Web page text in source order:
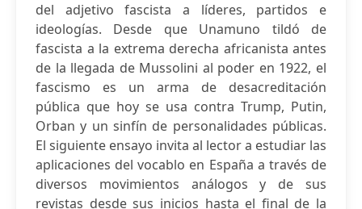
del adjetivo fascista a líderes, partidos e
ideologías. Desde que Unamuno tildó de
fascista a la extrema derecha africanista antes
de la llegada de Mussolini al poder en 1922, el
fascismo es un arma de desacreditación
pública que hoy se usa contra Trump, Putin,
Orban y un sinfín de personalidades públicas.
El siguiente ensayo invita al lector a estudiar las
aplicaciones del vocablo en España a través de
diversos movimientos análogos y de sus
revistas desde sus inicios hasta el final de la